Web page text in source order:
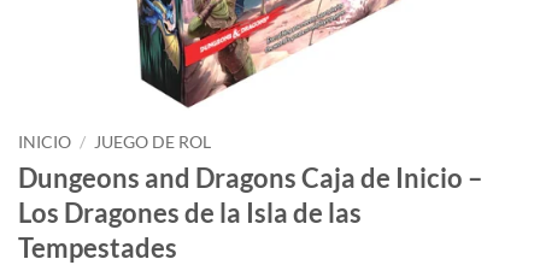
INICIO / JUEGO DE ROL
Dungeons and Dragons Caja de Inicio –
Los Dragones de la Isla de las
Tempestades